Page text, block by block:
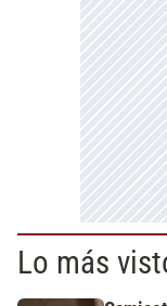
Lo más